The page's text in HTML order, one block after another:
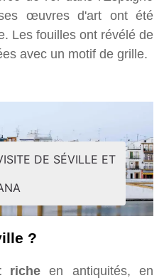
œuvres d'art ont été
Les fouilles ont révélé de
avec un motif de grille.
DE SÉVILLE ET
?
richeen antiquités, en